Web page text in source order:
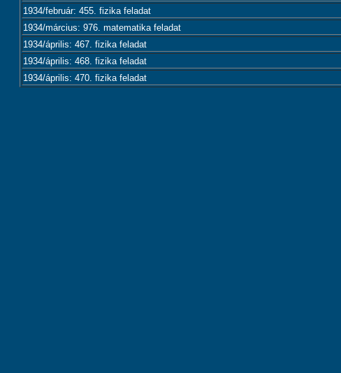
1934/február: 455. fizika feladat
1934/március: 976. matematika feladat
1934/április: 467. fizika feladat
1934/április: 468. fizika feladat
1934/április: 470. fizika feladat